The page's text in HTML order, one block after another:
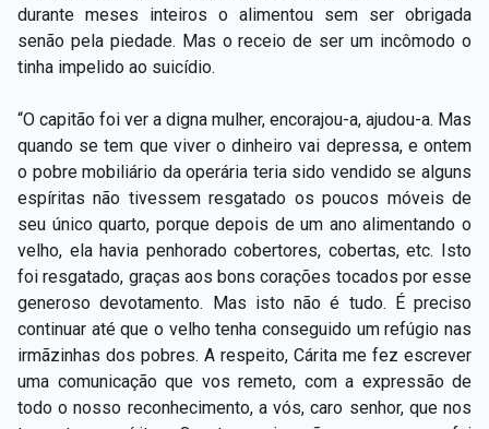
durante meses inteiros o alimentou sem ser obrigada
senão pela piedade. Mas o receio de ser um incômodo o
tinha impelido ao suicídio.
“O capitão foi ver a digna mulher, encorajou-a, ajudou-a. Mas
quando se tem que viver o dinheiro vai depressa, e ontem
o pobre mobiliário da operária teria sido vendido se alguns
espíritas não tivessem resgatado os poucos móveis de
seu único quarto, porque depois de um ano alimentando o
velho, ela havia penhorado cobertores, cobertas, etc. Isto
foi resgatado, graças aos bons corações tocados por esse
generoso devotamento. Mas isto não é tudo. É preciso
continuar até que o velho tenha conseguido um refúgio nas
irmãzinhas dos pobres. A respeito, Cárita me fez escrever
uma comunicação que vos remeto, com a expressão de
todo o nosso reconhecimento, a vós, caro senhor, que nos